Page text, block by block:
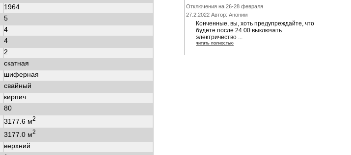
1964
5
4
4
2
скатная
шиферная
свайный
кирпич
80
3177.6 м2
3177.0 м2
верхний
Отключения на 26-28 февраля
27.2.2022 Автор: Аноним
Конченные, вы, хоть предупреждайте, что
будете после 24.00 выключать
электричество ...
читать полностью